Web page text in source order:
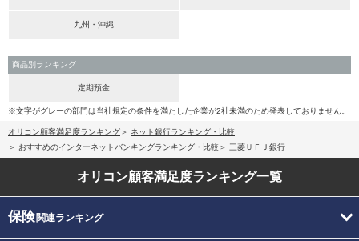
九州・沖縄
商品別ランキング
定期預金
※文字がグレーの部門は当社規定の条件を満たした企業が2社未満のため発表しておりません。
オリコン顧客満足度ランキング
ネット銀行ランキング・比較
おすすめのインターネットバンキングランキング・比較
三菱ＵＦＪ銀行
オリコン顧客満足度ランキング一覧
保険関連ランキング